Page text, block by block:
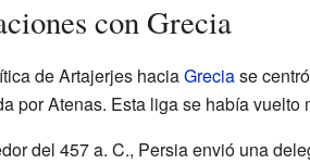
con Grecia
de Artajerjes haciaGreciase
por Atenas. Esta liga se había
del 457 a. C., Persia envió una